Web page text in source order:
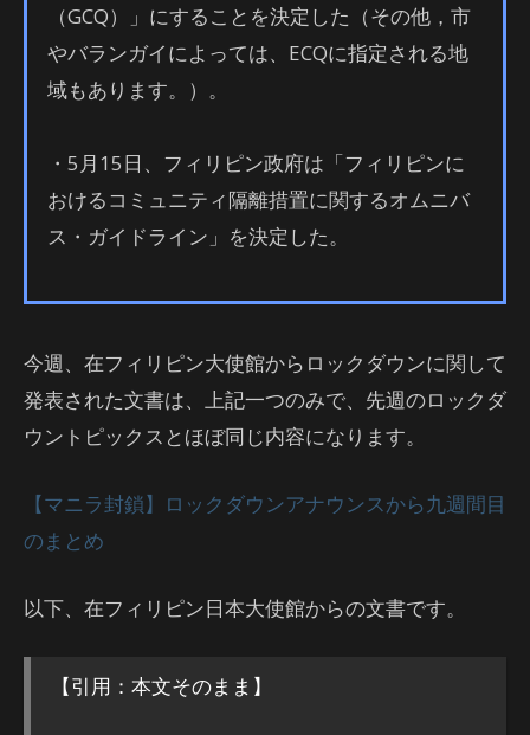
（GCQ）」にすることを決定した（その他，市
やバランガイによっては、ECQに指定される地
域もあります。）。
・5月15日、フィリピン政府は「フィリピンに
おけるコミュニティ隔離措置に関するオムニバ
ス・ガイドライン」を決定した。
今週、在フィリピン大使館からロックダウンに関して
発表された文書は、上記一つのみで、先週のロックダ
ウントピックスとほぼ同じ内容になります。
【マニラ封鎖】ロックダウンアナウンスから九週間目
のまとめ
以下、在フィリピン日本大使館からの文書です。
【引用：本文そのまま】